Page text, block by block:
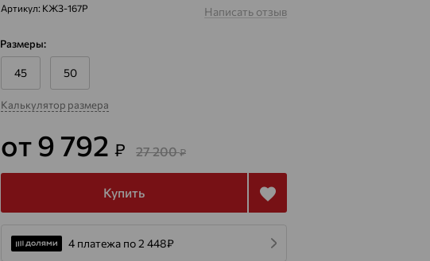
Артикул: КЖЗ-167Р Написать отзыв
Размеры:
45 50
Калькулятор размера
от 9 792 ₽ 27 200₽
Купить
4 платежа по 2 448₽